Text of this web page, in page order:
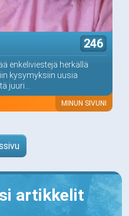
246
enkeliviestejä herkällä
kysymyksiin uusia
juuri...
MINUN SIVUNI
artikkelit